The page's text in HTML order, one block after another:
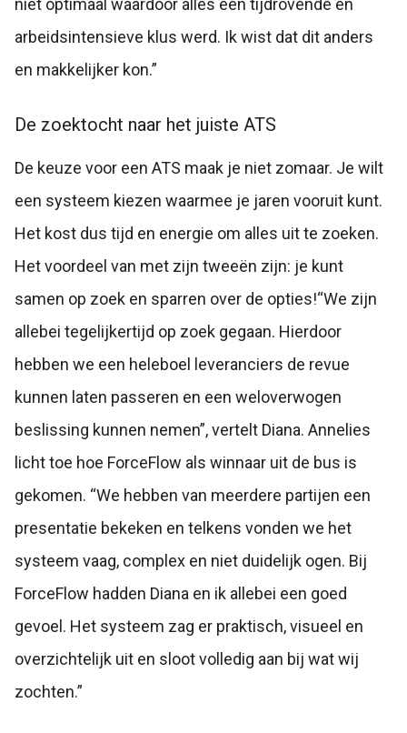
niet optimaal waardoor alles een tijdrovende en
arbeidsintensieve klus werd. Ik wist dat dit anders
en makkelijker kon.”
De zoektocht naar het juiste ATS
De keuze voor een ATS maak je niet zomaar. Je wilt
een systeem kiezen waarmee je jaren vooruit kunt.
Het kost dus tijd en energie om alles uit te zoeken.
Het voordeel van met zijn tweeën zijn: je kunt
samen op zoek en sparren over de opties!“We zijn
allebei tegelijkertijd op zoek gegaan. Hierdoor
hebben we een heleboel leveranciers de revue
kunnen laten passeren en een weloverwogen
beslissing kunnen nemen”, vertelt Diana. Annelies
licht toe hoe ForceFlow als winnaar uit de bus is
gekomen. “We hebben van meerdere partijen een
presentatie bekeken en telkens vonden we het
systeem vaag, complex en niet duidelijk ogen. Bij
ForceFlow hadden Diana en ik allebei een goed
gevoel. Het systeem zag er praktisch, visueel en
overzichtelijk uit en sloot volledig aan bij wat wij
zochten.”